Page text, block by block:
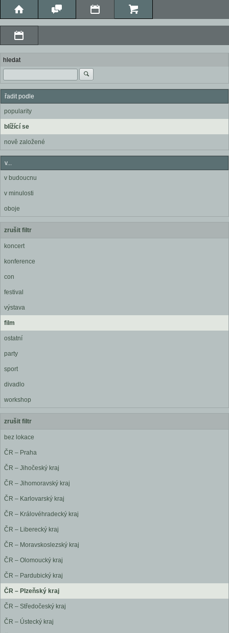
hledat
řadit podle
popularity
blížící se
nově založené
v...
v budoucnu
v minulosti
oboje
zrušit filtr
koncert
konference
con
festival
výstava
film
ostatní
party
sport
divadlo
workshop
zrušit filtr
bez lokace
ČR – Praha
ČR – Jihočeský kraj
ČR – Jihomoravský kraj
ČR – Karlovarský kraj
ČR – Královéhradecký kraj
ČR – Liberecký kraj
ČR – Moravskoslezský kraj
ČR – Olomoucký kraj
ČR – Pardubický kraj
ČR – Plzeňský kraj
ČR – Středočeský kraj
ČR – Ústecký kraj